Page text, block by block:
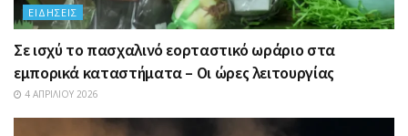
ΕΙΔΉΣΕΙΣ
Σε ισχύ το πασχαλινό εορταστικό ωράριο στα
εμπορικά καταστήματα – Οι ώρες λειτουργίας
4 ΑΠΡΙΛΊΟΥ 2026